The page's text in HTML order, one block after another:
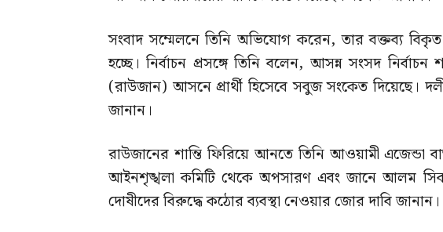
সংবাদ সম্মেলনে তিনি অভিযোগ করেন, তার বক্তব্য
হচ্ছে। নির্বাচন প্রসঙ্গে তিনি বলেন, আসন্ন সংসদ
(রাউজান) আসনে প্রার্থী হিসেবে সবুজ সংকেত দিয়েছে।
জানান।
রাউজানের শান্তি ফিরিয়ে আনতে তিনি আওয়ামী এজেন্ডা
আইনশৃঙ্খলা কমিটি থেকে অপসারণ এবং জানে আলম
দোষীদের বিরুদ্ধে কঠোর ব্যবস্থা নেওয়ার জোর দাবি জানান।